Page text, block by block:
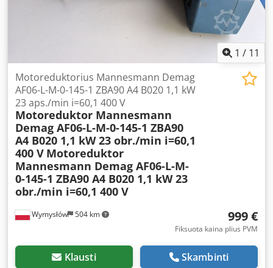
1 / 11
Wymysłów 504 km
Motoreduktorius Mannesmann Demag
AF06-L-M-0-145-1 ZBA90 A4 B020 1,1 kW
23 aps./min i=60,1 400 V
Motoreduktor Mannesmann
Demag AF06-L-M-0-145-1 ZBA90
A4 B020 1,1 kW 23 obr./min i=60,1
400 V Motoreduktor
Mannesmann Demag AF06-L-M-
0-145-1 ZBA90 A4 B020 1,1 kW 23
obr./min i=60,1 400 V
999 €
Fiksuota kaina plius PVM
Klausti Skambinti